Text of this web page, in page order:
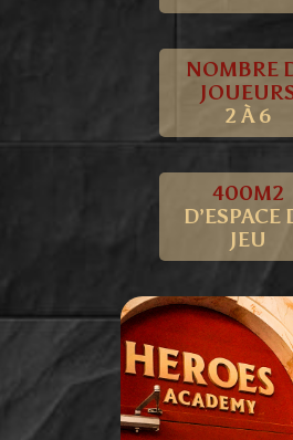
NOMBRE
2 À 6
400M2
D’ESPACE
JEU